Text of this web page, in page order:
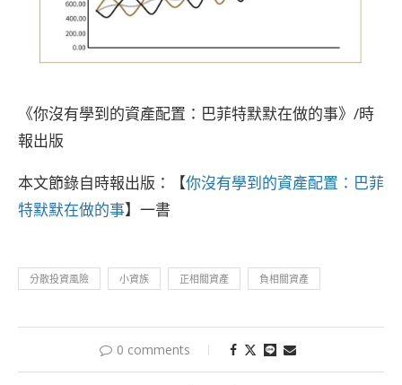
《你沒有學到的資產配置：巴菲特默默在做的事》/時
報出版
本文節錄自時報出版：【你沒有學到的資產配置：巴菲
特默默在做的事】一書
分散投資風險 小資族 正相關資產 負相關資產
0 comments